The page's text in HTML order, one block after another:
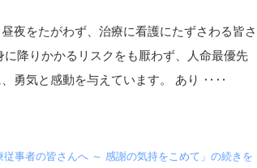
夜をたがわず、治療に看護にたずさわる皆さ
降りかかるリスクをも厭わず、人命最優先
勇気と感動を与えています。 あり ‥‥
事者の皆さんへ ～ 感謝の気持をこめて」の続きを